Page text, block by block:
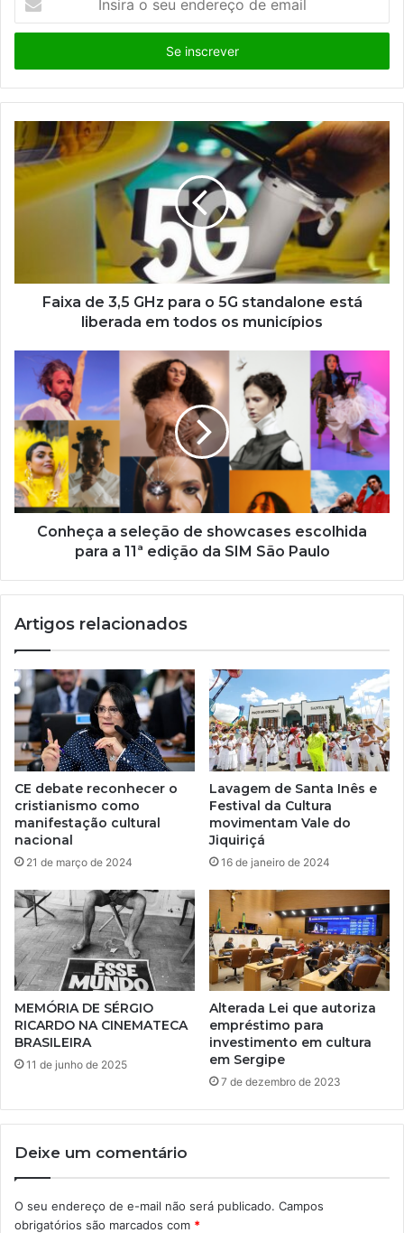
s
r
a
e
u
n
a
i
l
Faixa de 3,5 GHz para o 5G standalone está
liberada em todos os municípios
Conheça a seleção de showcases escolhida
para a 11ª edição da SIM São Paulo
Artigos relacionados
CE debate reconhecer o
cristianismo como
manifestação cultural
nacional
21 de março de 2024
Lavagem de Santa Inês e
Festival da Cultura
movimentam Vale do
Jiquiriçá
16 de janeiro de 2024
MEMÓRIA DE SÉRGIO
RICARDO NA CINEMATECA
BRASILEIRA
11 de junho de 2025
Alterada Lei que autoriza
empréstimo para
investimento em cultura
em Sergipe
7 de dezembro de 2023
Deixe um comentário
O seu endereço de e-mail não será publicado. Campos
obrigatórios são marcados com *